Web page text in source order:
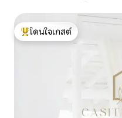
โดนใจเกสต์ที่สุด
โดนใจเกสต์